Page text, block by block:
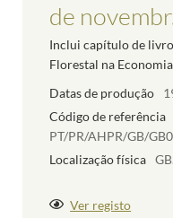
de
Inclui capítulo de
Florestal na
Datas de produção
Código de referência
PT/PR/AHPR/GB/
Localização física
Ver registo